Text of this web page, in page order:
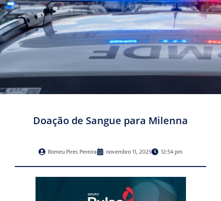
Doação de Sangue para Milenna
Romeu Pires Pereira novembro 11, 2025 12:54 pm